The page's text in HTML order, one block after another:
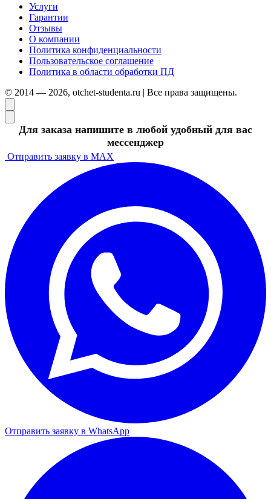
Услуги
Гарантии
Отзывы
О компании
Политика конфиденциальности
Пользовательское соглашение
Политика в области обработки ПД
© 2014 — 2026, otchet-studenta.ru | Все права защищены.
Для заказа напишите в любой удобный для вас
мессенджер
Отправить заявку в MAX
Отправить заявку в WhatsApp